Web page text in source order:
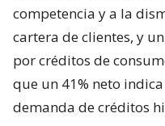
competencia y a la
cartera de clientes, y
por créditos de
que un 41% neto
demanda de créditos